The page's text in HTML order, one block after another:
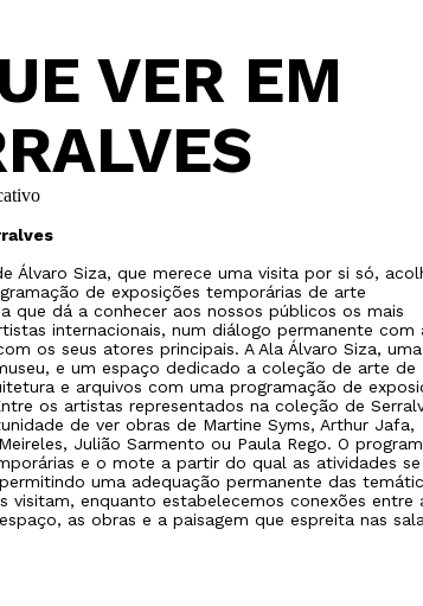
VER EM
Álvaro Siza, que merece uma visita por si só,
de exposições temporárias de arte
que dá a conhecer aos nossos públicos os mais
internacionais, num diálogo permanente com
os seus atores principais. A Ala Álvaro Siza, uma
e um espaço dedicado a coleção de arte de
e arquivos com uma programação de
os artistas representados na coleção de
de ver obras de Martine Syms, Arthur Jafa,
Julião Sarmento ou Paula Rego. O
e o mote a partir do qual as atividades se
uma adequação permanente das
visitam, enquanto estabelecemos conexões entre
as obras e a paisagem que espreita nas